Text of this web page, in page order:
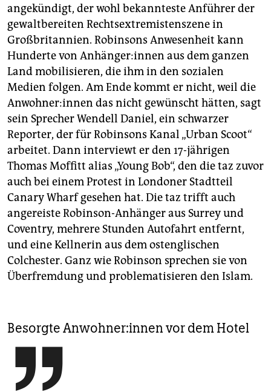
angekündigt, der wohl bekannteste Anführer der
gewaltbereiten Rechtsextremistenszene in
Großbritannien. Robinsons Anwesenheit kann
Hunderte von An­hän­ge­r:in­nen aus dem ganzen
Land mobilisieren, die ihm in den sozialen
Medien folgen. Am Ende kommt er nicht, weil die
An­woh­ne­r:in­nen das nicht gewünscht hätten, sagt
sein Sprecher Wendell Daniel, ein schwarzer
Reporter, der für Robinsons Kanal „Urban Scoot“
arbeitet. Dann interviewt er den 17-jährigen
Thomas Moffitt alias „Young Bob“, den die taz zuvor
auch bei einem Protest in Londoner Stadtteil
Canary Wharf gesehen hat. Die taz trifft auch
angereiste Robinson-Anhänger aus Surrey und
Coventry, mehrere Stunden Autofahrt entfernt,
und eine Kellnerin aus dem ostenglischen
Colchester. Ganz wie Robinson sprechen sie von
Überfremdung und problematisieren den Islam.
Besorgte An­woh­ne­r:in­nen vor dem Hotel
